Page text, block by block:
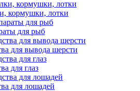
кормушки, лотки
для рыб
для вывода шерсти
для глаз
для лошадей